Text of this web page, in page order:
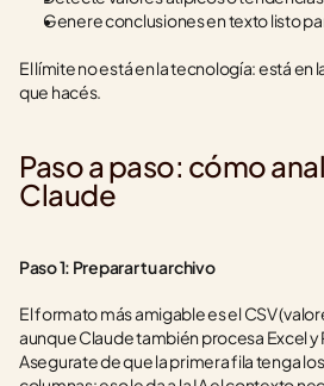
Genere conclusiones en texto listo
El límite no está en la tecnología: está en
que hacés.
Paso a paso: cómo
Claude
Paso 1: Preparar tu archivo
El formato más amigable es el CSV
aunque Claude también procesa Excel y
Asegurate de que la primera fila tenga